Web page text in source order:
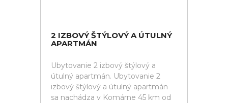
2 IZBOVÝ ŠTÝLOVÝ A ÚTULNÝ
APARTMÁN
Ubytovanie 2 izbový štýlový a
útulný apartmán. Ubytovanie 2
izbový štýlový a útulný apartmán
sa nachádza v Komárne 45 km od